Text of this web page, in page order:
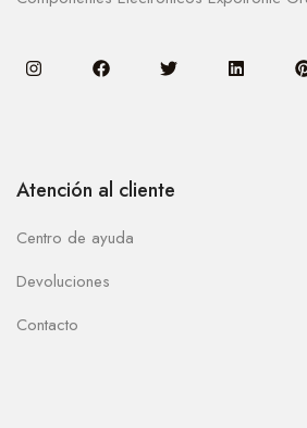
Atención al cliente
Centro de ayuda
Devoluciones
Contacto